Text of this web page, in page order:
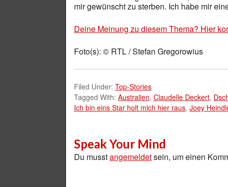
mir gewünscht zu sterben. Ich habe mir
Deine Meinung zu diesem Thema? Hier
Foto(s): © RTL / Stefan Gregorowius
Filed Under: Top-Stories
Tagged With: Australien, Claudelle Deckert,
Ich bin eins Star holt mich hier raus, Joey
Speak Your Mind
Du musstangemeldetsein, um einen